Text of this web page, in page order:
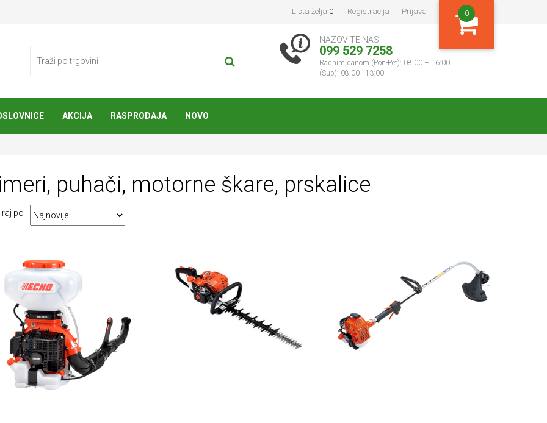
Lista želja 0 Registracija Prijava 0
NAZOVITE NAS:
099 529 7258
Radnim danom (Pon-Pet): 08:00 – 16:00
(Sub): 08:00 - 13:00
AKCIJA RASPRODAJA NOVO
, puhači, motorne škare, prskalice
po